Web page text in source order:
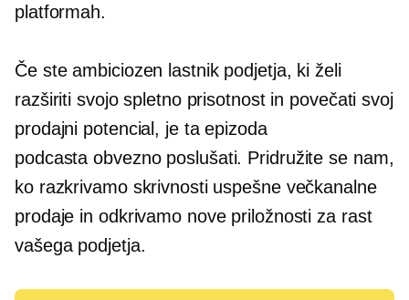
platformah.
Če ste ambiciozen lastnik podjetja, ki želi
razširiti svojo spletno prisotnost in povečati svoj
prodajni potencial, je ta epizoda
podcastaobvezno poslušati. Pridružite se nam,
ko razkrivamo skrivnosti uspešne večkanalne
prodaje in odkrivamo nove priložnosti za rast
vašega podjetja.